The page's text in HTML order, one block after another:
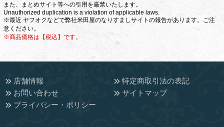
また、まとめサイト等への引用を厳禁いたします。
Unauthorized duplication is a violation of applicable laws.
※最近 ヤフオクなどで弊社米田屋のなりすましサイトの報告があります。ご注
意ください。
※商品価格は【税込】です。
店舗情報
特定商取引法の表記
お問い合わせ
サイトマップ
プライバシー・ポリシー